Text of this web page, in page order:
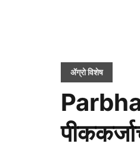
ॲग्रो विशेष